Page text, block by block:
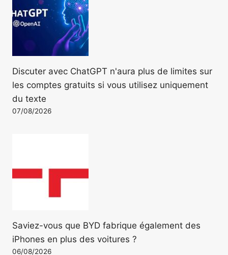
Discuter avec ChatGPT n'aura plus de limites sur
les comptes gratuits si vous utilisez uniquement
du texte
07/08/2026
Saviez-vous que BYD fabrique également des
iPhones en plus des voitures ?
06/08/2026